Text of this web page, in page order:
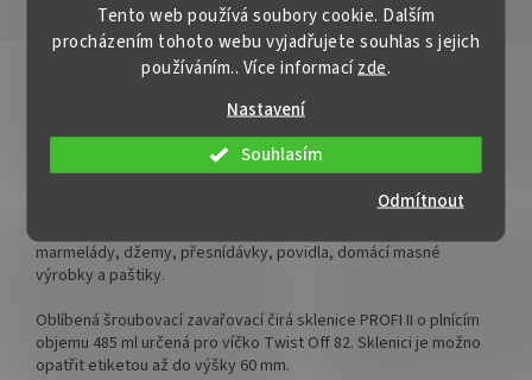
Tento web používá soubory cookie. Dalším
procházením tohoto webu vyjadřujete souhlas s jejich
používáním.. Více informacízde.
Nastavení
Odmítnout
Souhlasím
expedujeme Vaši objednávku
v den vytvoření objednávky v
pracovních dnech.
palet se vám připočítá cena
za prioritní zaslání.
trvanlivost, idální i jako
sklenička na svíčky.
Válcová dóza z hnědého
lékárenského skla 100 ml
✅ Uzavíratelná šroubovacím
víčkem 51/400 CPI
✅ Vhodná pro uchování výrobků
✅ Dóza skladem a ihned k
odeslání!
Hodnocení
Detailní popis produktu
Paleta sklenic na zavařování 540 ml PROFI II bez víček
Tradiční zavařovací sklenice
540 ml Twist PROFI II
zavařování. Tato sklenice je ideální pro zavařování ovoce a
marmelády, džemy, přesnídávky, povidla, domácí masné
výrobky a paštiky.
Oblíbená šroubovací zavařovací čirá sklenice PROFI II o plnícím
objemu 485 ml určená pro víčko Twist Off 82. Sklenici je možno
opatřit etiketou až do výšky 60 mm.